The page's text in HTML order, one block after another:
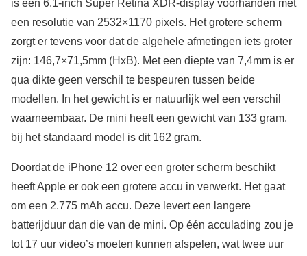
is een 6,1-inch Super Retina XDR-display voorhanden met
een resolutie van 2532×1170 pixels. Het grotere scherm
zorgt er tevens voor dat de algehele afmetingen iets groter
zijn: 146,7×71,5mm (HxB). Met een diepte van 7,4mm is er
qua dikte geen verschil te bespeuren tussen beide
modellen. In het gewicht is er natuurlijk wel een verschil
waarneembaar. De mini heeft een gewicht van 133 gram,
bij het standaard model is dit 162 gram.
Doordat de iPhone 12 over een groter scherm beschikt
heeft Apple er ook een grotere accu in verwerkt. Het gaat
om een 2.775 mAh accu. Deze levert een langere
batterijduur dan die van de mini. Op één acculading zou je
tot 17 uur video’s moeten kunnen afspelen, wat twee uur